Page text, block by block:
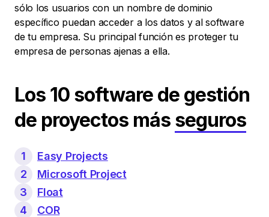
sólo los usuarios con un nombre de dominio
específico puedan acceder a los datos y al software
de tu empresa. Su principal función es proteger tu
empresa de personas ajenas a ella.
Los 10 software de gestión
de proyectos más seguros
1
Easy Projects
2
Microsoft Project
3
Float
4
COR